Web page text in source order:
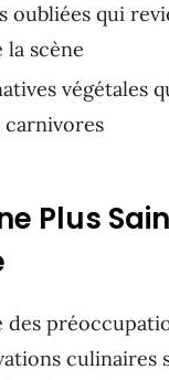
oubliées qui
la scène
végétales
carnivores
Plus
des
culinaires